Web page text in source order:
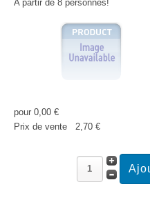
A partir de 8 personnes!
pour 0,00 €
Prix ​​de vente
2,70 €